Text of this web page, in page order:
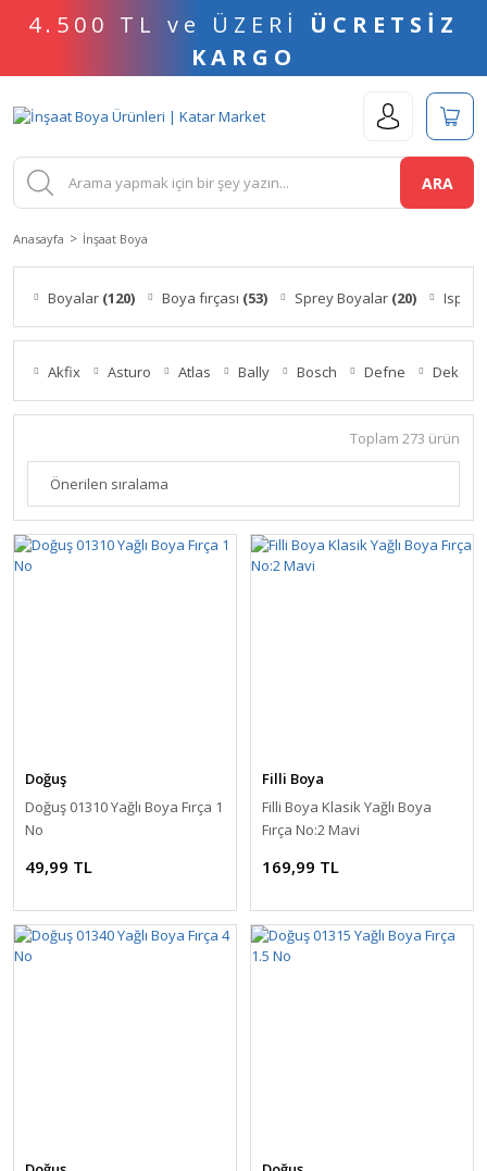
4.500 TL ve ÜZERİ ÜCRETSİZ
KARGO
ARA
Anasayfa İnşaat Boya
Boyalar (120) Boya fırçası (53) Sprey Boyalar (20)
Akfix Asturo Atlas Bally Bosch Defne Dekor
Toplam 273 ürün
Doğuş
Doğuş 01310 Yağlı Boya Fırça 1
No
49,99 TL
Filli Boya
Filli Boya Klasik Yağlı Boya
Fırça No:2 Mavi
169,99 TL